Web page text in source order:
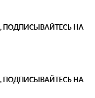
ПОДПИСЫВАЙТЕСЬ НА
ПОДПИСЫВАЙТЕСЬ НА